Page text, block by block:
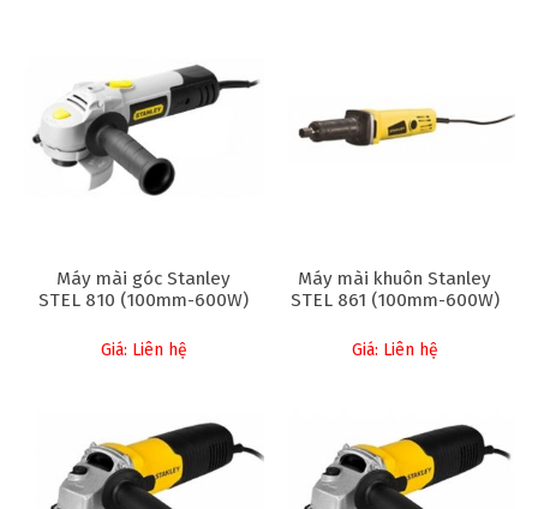
Máy mài góc Stanley
STEL 810 (100mm-600W)
Giá: Liên hệ
Máy mài khuôn Stanley
STEL 861 (100mm-600W)
Giá: Liên hệ